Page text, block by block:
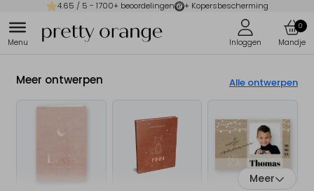
4.65 / 5 - 1700+ beoordelingen + Kopersbescherming
0
Meer ontwerpen Alle ontwerpen
Meer